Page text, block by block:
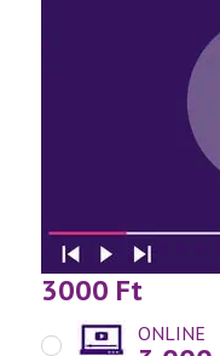
3000 Ft
ONLINE